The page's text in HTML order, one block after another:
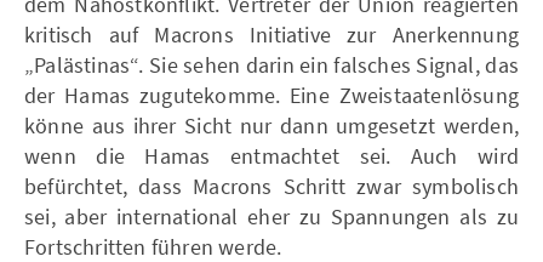
kritisch auf Macrons Initiative zur Anerkennung
„Palästinas“. Sie sehen darin ein falsches Signal, das
der Hamas zugutekomme. Eine Zweistaatenlösung
könne aus ihrer Sicht nur dann umgesetzt werden,
wenn die Hamas entmachtet sei. Auch wird
befürchtet, dass Macrons Schritt zwar symbolisch
sei, aber international eher zu Spannungen als zu
Fortschritten führen werde.